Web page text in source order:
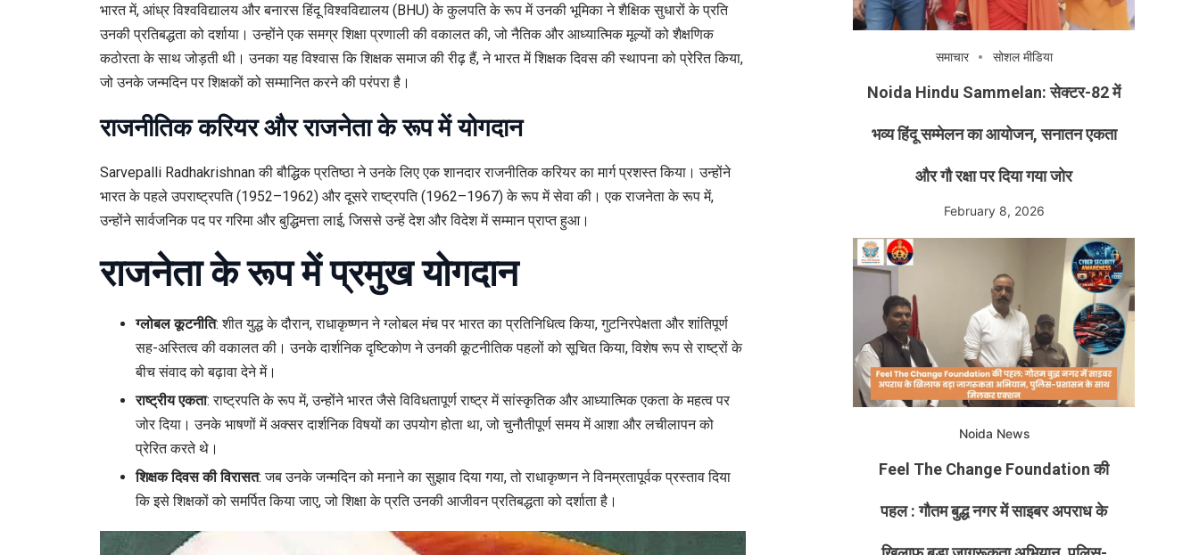
भारत में, आंध्र विश्वविद्यालय और बनारस हिंदू विश्वविद्यालय (BHU) के कुलपति के रूप में उनकी भूमिका ने शैक्षिक सुधारों के प्रति
उनकी प्रतिबद्धता को दर्शाया। उन्होंने एक समग्र शिक्षा प्रणाली की वकालत की, जो नैतिक और आध्यात्मिक मूल्यों को शैक्षणिक
कठोरता के साथ जोड़ती थी। उनका यह विश्वास कि शिक्षक समाज की रीढ़ हैं, ने भारत में शिक्षक दिवस की स्थापना को प्रेरित किया,
जो उनके जन्मदिन पर शिक्षकों को सम्मानित करने की परंपरा है।
राजनीतिक करियर और राजनेता के रूप में योगदान
Sarvepalli Radhakrishnan की बौद्धिक प्रतिष्ठा ने उनके लिए एक शानदार राजनीतिक करियर का मार्ग प्रशस्त किया। उन्होंने
भारत के पहले उपराष्ट्रपति (1952–1962) और दूसरे राष्ट्रपति (1962–1967) के रूप में सेवा की। एक राजनेता के रूप में,
उन्होंने सार्वजनिक पद पर गरिमा और बुद्धिमत्ता लाई, जिससे उन्हें देश और विदेश में सम्मान प्राप्त हुआ।
राजनेता के रूप में प्रमुख योगदान
ग्लोबल कूटनीति: शीत युद्ध के दौरान, राधाकृष्णन ने ग्लोबल मंच पर भारत का प्रतिनिधित्व किया, गुटनिरपेक्षता और शांतिपूर्ण
सह-अस्तित्व की वकालत की। उनके दार्शनिक दृष्टिकोण ने उनकी कूटनीतिक पहलों को सूचित किया, विशेष रूप से राष्ट्रों के
बीच संवाद को बढ़ावा देने में।
राष्ट्रीय एकता: राष्ट्रपति के रूप में, उन्होंने भारत जैसे विविधतापूर्ण राष्ट्र में सांस्कृतिक और आध्यात्मिक एकता के महत्व पर
जोर दिया। उनके भाषणों में अक्सर दार्शनिक विषयों का उपयोग होता था, जो चुनौतीपूर्ण समय में आशा और लचीलापन को
प्रेरित करते थे।
शिक्षक दिवस की विरासत: जब उनके जन्मदिन को मनाने का सुझाव दिया गया, तो राधाकृष्णन ने विनम्रतापूर्वक प्रस्ताव दिया
कि इसे शिक्षकों को समर्पित किया जाए, जो शिक्षा के प्रति उनकी आजीवन प्रतिबद्धता को दर्शाता है।
समाचार सोशल मीडिया
Noida Hindu Sammelan: सेक्टर-82 में
भव्य हिंदू सम्मेलन का आयोजन, सनातन एकता
और गौ रक्षा पर दिया गया जोर
February 8, 2026
Noida News
Feel The Change Foundation की
पहल : गौतम बुद्ध नगर में साइबर अपराध के